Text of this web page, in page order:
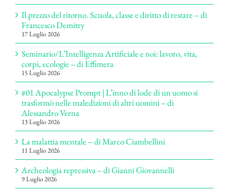
Il prezzo del ritorno. Scuola, classe e diritto di restare – di
Francesco Demitry
17 Luglio 2026
Seminario/L’Intelligenza Artificiale e noi: lavoro, vita,
corpi, ecologie – di Effimera
15 Luglio 2026
#01 Apocalypse Prompt | L’inno di lode di un uomo si
trasformò nelle maledizioni di altri uomini – di
Alessandro Verna
13 Luglio 2026
La malattia mentale – di Marco Ciambellini
11 Luglio 2026
Archeologia repressiva – di Gianni Giovannelli
9 Luglio 2026